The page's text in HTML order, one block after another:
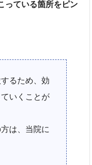
っている箇所をピン
るため、効
いくことが
は、当院に